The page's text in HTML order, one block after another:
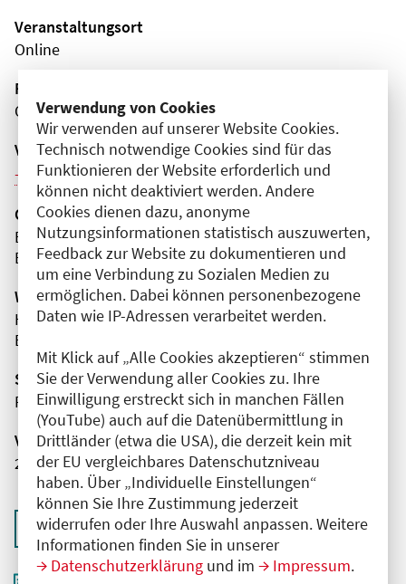
Verwendung von Cookies
Wir verwenden auf unserer Website Cookies.
Technisch notwendige Cookies sind für das
Funktionieren der Website erforderlich und
können nicht deaktiviert werden. Andere
Cookies dienen dazu, anonyme
Nutzungsinformationen statistisch auszuwerten,
Feedback zur Website zu dokumentieren und
um eine Verbindung zu Sozialen Medien zu
ermöglichen. Dabei können personenbezogene
Daten wie IP-Adressen verarbeitet werden.
Mit Klick auf „Alle Cookies akzeptieren“ stimmen
Sie der Verwendung aller Cookies zu. Ihre
Einwilligung erstreckt sich in manchen Fällen
(YouTube) auch auf die Datenübermittlung in
Drittländer (etwa die USA), die derzeit kein mit
der EU vergleichbares Datenschutzniveau
haben. Über „Individuelle Einstellungen“
können Sie Ihre Zustimmung jederzeit
widerrufen oder Ihre Auswahl anpassen. Weitere
Informationen finden Sie in unserer
Datenschutzerklärung und im Impressum.
Veranstaltungsort
Online
Fortbildungsformat
Online
Veranstaltungsreihe
Weitere Veranstaltungen dieser Reihe (5)
Organisator(en)
BDC - Berufsverband der Deutschen Chirurgen e.V.
BDC|Akademie
Wissenschaftliche Leitung
Herr Prof. Dr. med. Benedikt Braun
BG Klinik Tübingen
Sponsor(en)
Rimasys
Veranstaltungsnummer
2761102026001340089
Zurück zur Übersicht